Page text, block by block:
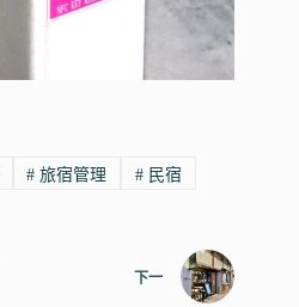
# 旅宿管理 # 民宿
下一